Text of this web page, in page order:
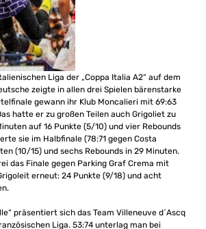
Liga der „Coppa Italia A2“ auf dem
zeigte in allen drei Spielen bärenstarke
gewann ihr Klub Moncalieri mit 69:63
hatte er zu großen Teilen auch Grigoliet zu
auf 16 Punkte (5/10) und vier Rebounds
sie im Halbfinale (78:71 gegen Costa
(10/15) und sechs Rebounds in 29 Minuten.
das Finale gegen Parking Graf Crema mit
erneut: 24 Punkte (9/18) und acht
präsentiert sich das Team Villeneuve d´Ascq
Liga. 53:74 unterlag man bei